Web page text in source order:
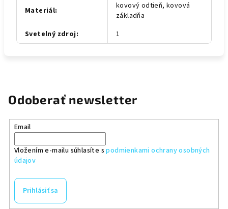
Materiál:
kovový odtieň, kovová
základňa
Svetelný zdroj: 1
Odoberať newsletter
Email
Vložením e-mailu súhlasíte spodmienkami ochrany osobných
údajov
Prihlásiť sa